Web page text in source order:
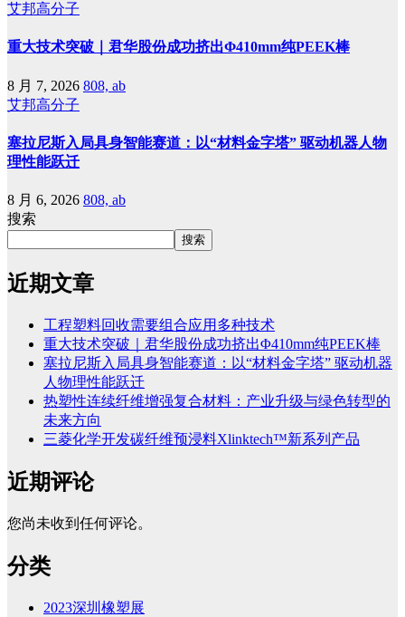
艾邦高分子
重大技术突破｜君华股份成功挤出Φ410mm纯PEEK棒
8 月 7, 2026 808, ab
艾邦高分子
塞拉尼斯入局具身智能赛道：以“材料金字塔” 驱动机器人物
理性能跃迁
8 月 6, 2026 808, ab
搜索
搜索
近期文章
工程塑料回收需要组合应用多种技术
重大技术突破｜君华股份成功挤出Φ410mm纯PEEK棒
塞拉尼斯入局具身智能赛道：以“材料金字塔” 驱动机器
人物理性能跃迁
热塑性连续纤维增强复合材料：产业升级与绿色转型的
未来方向
三菱化学开发碳纤维预浸料Xlinktech™新系列产品
近期评论
您尚未收到任何评论。
分类
2023深圳橡塑展